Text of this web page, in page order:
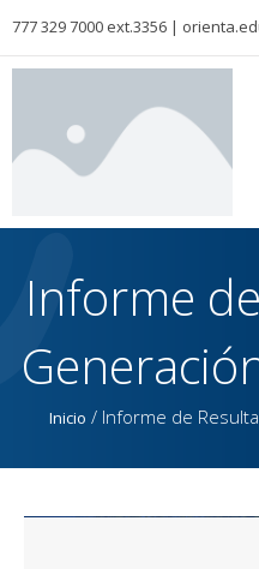
777 329 7000 ext.3356 |
Informe
Inicio / Informe de